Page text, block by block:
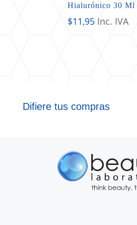
Hialurónico 30 Ml
$11,95 Inc. IVA
Difiere tus compras